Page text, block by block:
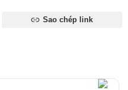
Sao chép link